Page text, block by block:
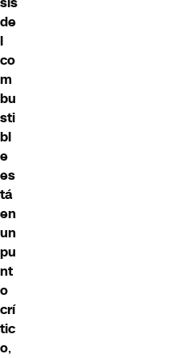
de
l
co
m
bu
sti
bl
e
es
tá
en
un
pu
nt
o
crí
tic
o,